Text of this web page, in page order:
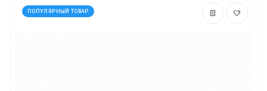
ПОПУЛЯРНЫЙ ТОВАР